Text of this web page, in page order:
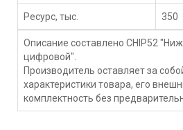
Ресурс, тыс. 350
Описание составлено CHIP52
цифровой".
Производитель оставляет за
характеристики товара, его
комплектность без